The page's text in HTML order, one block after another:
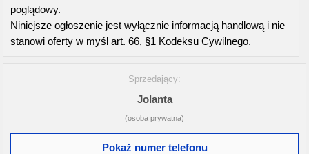
poglądowy.
Niniejsze ogłoszenie jest wyłącznie informacją handlową i nie
stanowi oferty w myśl art. 66, §1 Kodeksu Cywilnego.
Sprzedający:
Jolanta
(osoba prywatna)
Pokaż numer telefonu